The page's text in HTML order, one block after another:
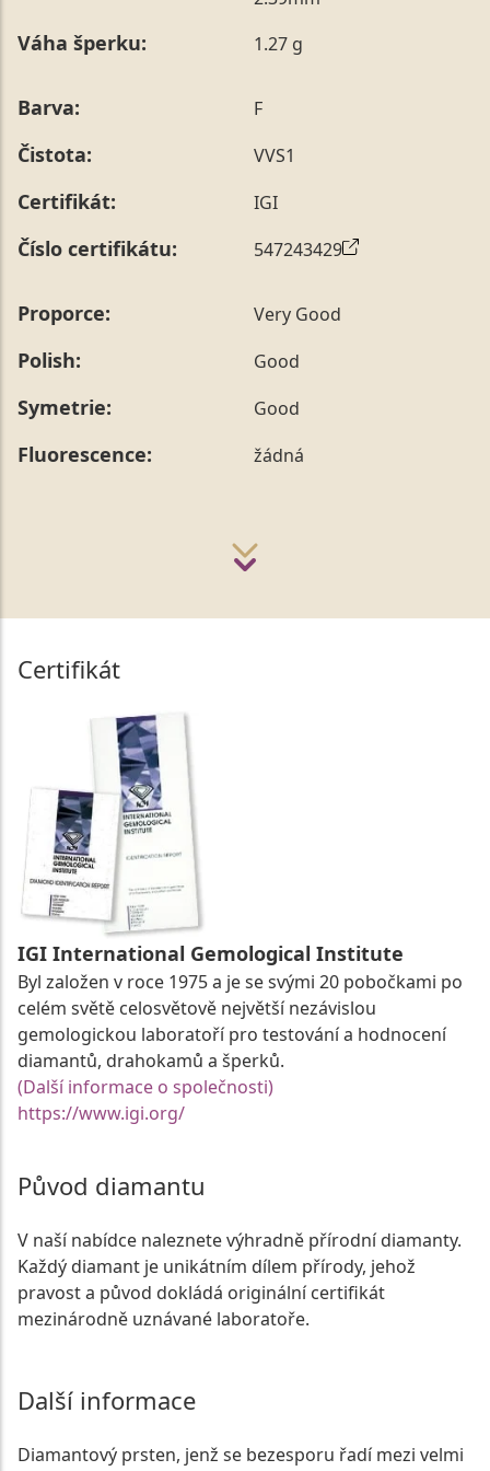
sdělit během jejího telefonického ověření, které z naší
Pro sdělení skladové velikosti tohoto konkrétního
Váha šperku: 1.27 g
Barva: F
Čistota: VVS1
Certifikát: IGI
Číslo certifikátu: 547243429
Proporce: Very Good
Polish: Good
Symetrie: Good
Fluorescence: žádná
Certifikát
IGI International Gemological Institute
Byl založen v roce 1975 a je se svými 20 pobočkami po
celém světě celosvětově největší nezávislou
gemologickou laboratoří pro testování a hodnocení
diamantů, drahokamů a šperků.
(Další informace o společnosti)
https://www.igi.org/
Původ diamantu
V naší nabídce naleznete výhradně přírodní diamanty.
Každý diamant je unikátním dílem přírody, jehož
pravost a původ dokládá originální certifikát
mezinárodně uznávané laboratoře.
Další informace
Diamantový prsten, jenž se bezesporu řadí mezi velmi